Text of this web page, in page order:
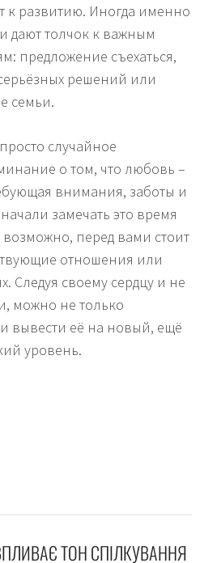
к развитию. Иногда именно
дают толчок к важным
предложение съехаться,
решений или
семьи.
случайное
о том, что любовь –
внимания, заботы и
замечать это время
возможно, перед вами стоит
отношения или
Следуя своему сердцу и не
можно не только
вывести её на новый, ещё
уровень.
ТОН СПІЛКУВАННЯ